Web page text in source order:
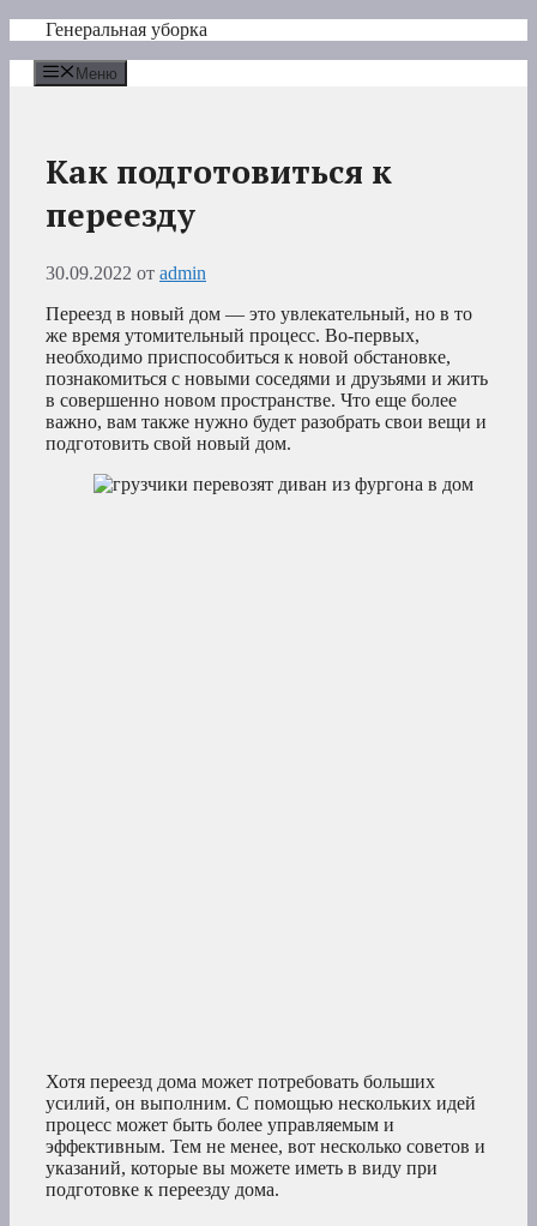
Перейти
содержимому
Генеральная уборка
Меню
Как подготовиться к
переезду
30.09.2022 от admin
Переезд в новый дом — это увлекательный, но в то
же время утомительный процесс. Во-первых,
необходимо приспособиться к новой обстановке,
познакомиться с новыми соседями и друзьями и жить
в совершенно новом пространстве. Что еще более
важно, вам также нужно будет разобрать свои вещи и
подготовить свой новый дом.
Хотя переезд дома может потребовать больших
усилий, он выполним. С помощью нескольких идей
процесс может быть более управляемым и
эффективным. Тем не менее, вот несколько советов и
указаний, которые вы можете иметь в виду при
подготовке к переезду дома.